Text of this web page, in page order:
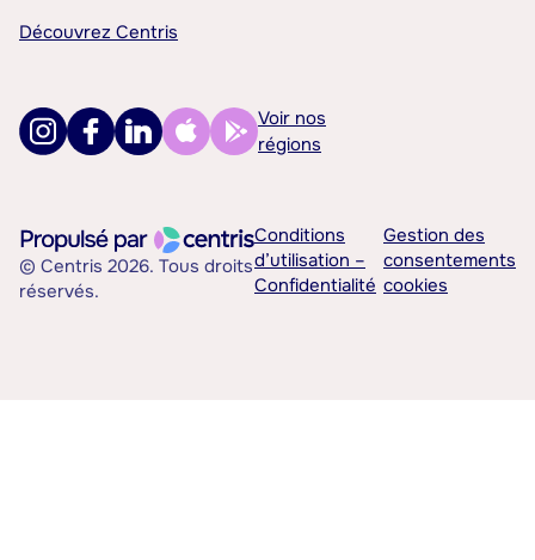
Découvrez Centris
Voir nos
régions
© Centris 2026. Tous droits
réservés.
Conditions
d’utilisation –
Confidentialité
Gestion des
consentements
cookies